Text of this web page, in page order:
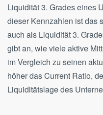
Liquidität 3. Grades eines
dieser Kennzahlen ist das
auch als Liquidität 3.
gibt an, wie viele aktive
im Vergleich zu seinen
höher das Current Ratio,
Liquiditätslage des